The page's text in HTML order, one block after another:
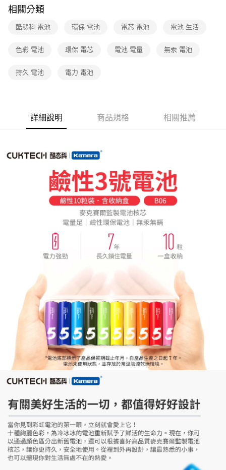
相關分類
酷態科 電池 環保 電池 電芯 電池 電池 生活
色彩 電池 環保 電芯 電池 電量 無汞 電池
持久 電池 電力 電池
詳細說明 商品規格 相關推薦